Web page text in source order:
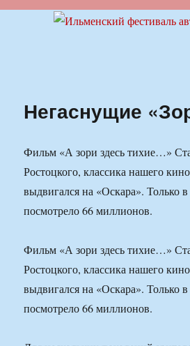
Ильменский
Негаснущие
Фильм «А зори здесь тихие…»
Ростоцкого, классика нашего
выдвигался на «Оскара». Только
посмотрело 66 миллионов.
Фильм «А зори здесь тихие…»
Ростоцкого, классика нашего
выдвигался на «Оскара». Только
посмотрело 66 миллионов.